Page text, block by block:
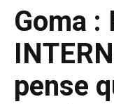
Goma :
pense